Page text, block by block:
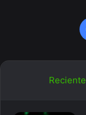
Reciente